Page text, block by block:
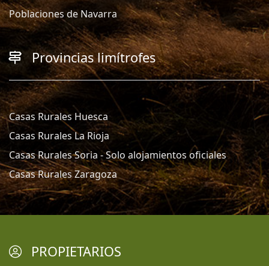
Poblaciones de Navarra
Provincias limítrofes
Casas Rurales Huesca
Casas Rurales La Rioja
Casas Rurales Soria - Solo alojamientos oficiales
Casas Rurales Zaragoza
PROPIETARIOS